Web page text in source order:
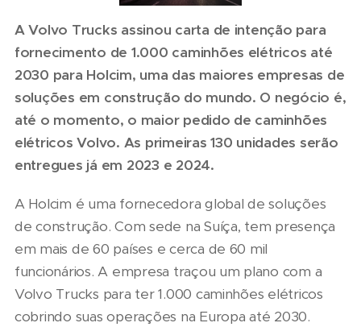
A Volvo Trucks assinou carta de intenção para
fornecimento de 1.000 caminhões elétricos até
2030 para Holcim, uma das maiores empresas de
soluções em construção do mundo. O negócio é,
até o momento, o maior pedido de caminhões
elétricos Volvo. As primeiras 130 unidades serão
entregues já em 2023 e 2024.
A Holcim é uma fornecedora global de soluções
de construção. Com sede na Suíça, tem presença
em mais de 60 países e cerca de 60 mil
funcionários. A empresa traçou um plano com a
Volvo Trucks para ter 1.000 caminhões elétricos
cobrindo suas operações na Europa até 2030.